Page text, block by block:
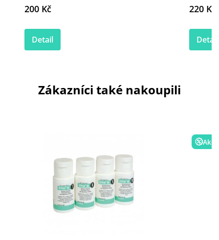
200 Kč
Detail
220 Kč
Detail
Zákazníci také nakoupili
Akce